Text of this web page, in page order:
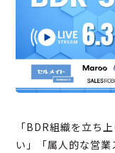
「BDR組織を立ち
い」「属人的な営